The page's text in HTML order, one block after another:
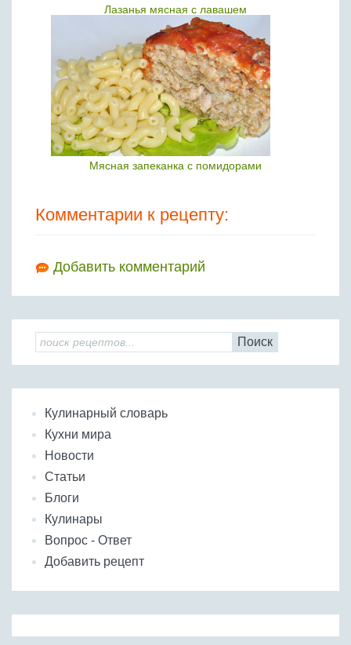
Лазанья мясная с лавашем
Мясная запеканка с помидорами
Комментарии к рецепту:
Добавить комментарий
Поиск
Кулинарный словарь
Кухни мира
Новости
Статьи
Блоги
Кулинары
Вопрос - Ответ
Добавить рецепт